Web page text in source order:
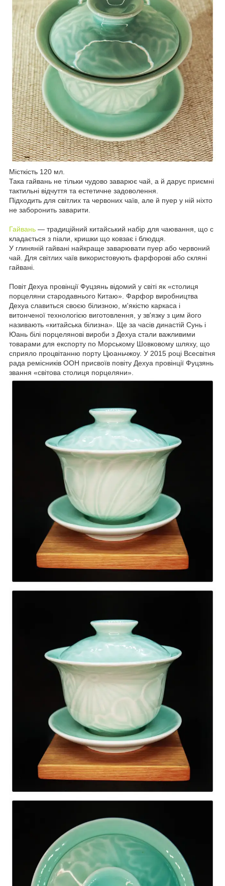
Місткість 120 мл.
Така гайвань не тільки чудово заварює чай, а й дарує приємні
тактильні відчуття та естетичне задоволення.
Підходить для світлих та червоних чаїв, але й пуер у ній ніхто
не заборонить заварити.
Гайвань ― традиційний китайський набір для чаювання, що с
кладається з піали, кришки що ковзає і блюдця.
У глиняній гайвані найкраще заварювати пуер або червоний
чай. Для світлих чаїв використовують фарфорові або скляні
гайвані.
Повіт Дехуа провінції Фуцзянь відомий у світі як «столиця
порцеляни стародавнього Китаю». Фарфор виробництва
Дехуа славиться своєю білизною, м'якістю каркаса і
витонченої технологією виготовлення, у зв'язку з цим його
називають «китайська білизна». Ще за часів династій Сунь і
Юань білі порцелянові вироби з Дехуа стали важливими
товарами для експорту по Морському Шовковому шляху, що
сприяло процвітанню порту Цюаньчжоу. У 2015 році Всесвітня
рада ремісників ООН присвоїв повіту Дехуа провінції Фуцзянь
звання «світова столиця порцеляни».